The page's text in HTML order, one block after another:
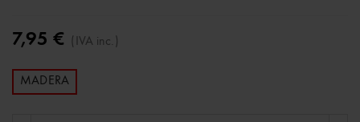
7,95 € (IVA inc.)
MADERA